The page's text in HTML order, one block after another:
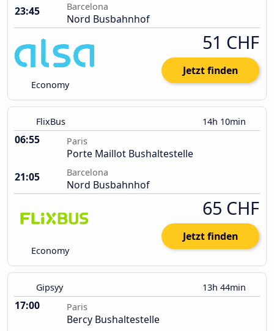
23:45
Barcelona
Nord Busbahnhof
Economy
51 CHF
Jetzt finden
FlixBus 14h 10min
06:55 Paris
Porte Maillot Bushaltestelle
21:05
Barcelona
Nord Busbahnhof
Economy
65 CHF
Jetzt finden
Gipsyy 13h 44min
17:00 Paris
Bercy Bushaltestelle